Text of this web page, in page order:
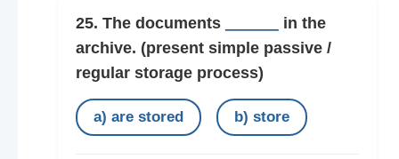
25. The documents
in the
archive. (present simple passive /
regular storage process)
a) are stored b) store